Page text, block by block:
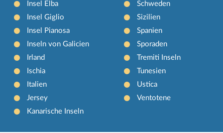
Insel Elba
Insel Giglio
Insel Pianosa
Inseln von Galicien
Irland
Ischia
Italien
Jersey
Kanarische Inseln
Schweden
Sizilien
Spanien
Sporaden
Tremiti Inseln
Tunesien
Ustica
Ventotene